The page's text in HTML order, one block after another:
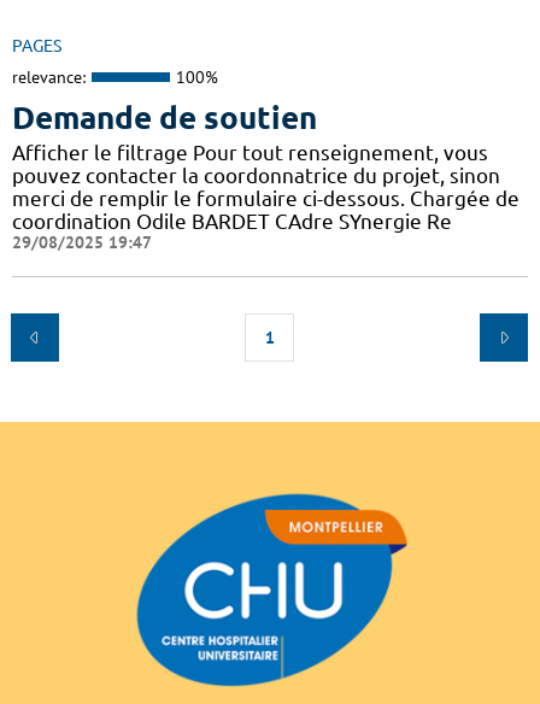
PAGES
relevance: 100%
Demande de soutien
Afficher le filtrage Pour tout renseignement, vous
pouvez contacter la coordonnatrice du projet, sinon
merci de remplir le formulaire ci-dessous. Chargée de
coordination Odile BARDET CAdre SYnergie Re
29/08/2025 19:47
1